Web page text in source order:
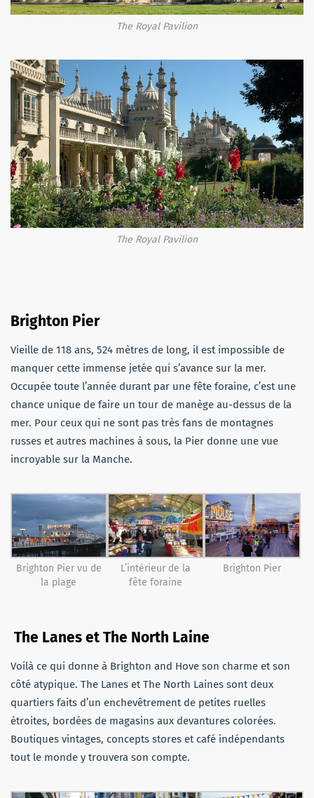
The Royal Pavilion
The Royal Pavilion
Brighton Pier
Vieille de 118 ans, 524 mètres de long, il est impossible de
manquer cette immense jetée qui s’avance sur la mer.
Occupée toute l’année durant par une fête foraine, c’est une
chance unique de faire un tour de manège au-dessus de la
mer. Pour ceux qui ne sont pas très fans de montagnes
russes etautres machines à sous, la Pier donne une vue
incroyable sur la Manche.
Brighton Pier vu de
la plage
L’intérieur de la
fête foraine
Brighton Pier
The Lanes et The North Laine
Voilà ce qui donne à Brighton and Hove son charme et son
côté atypique. The Lanes et The North Laines sont deux
quartiers faits d’un enchevêtrement de petites ruelles
étroites, bordées de magasins aux devantures colorées.
Boutiques vintages, concepts stores et café indépendants
tout le monde y trouvera son compte.